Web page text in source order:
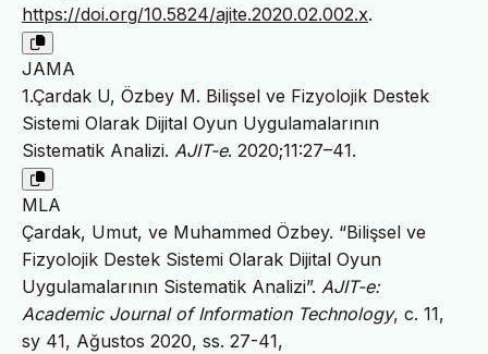
https://doi.org/10.5824/ajite.2020.02.002.x.
JAMA
1.Çardak U, Özbey M. Bilişsel ve Fizyolojik Destek
Sistemi Olarak Dijital Oyun Uygulamalarının
Sistematik Analizi. AJIT-e. 2020;11:27–41.
MLA
Çardak, Umut, ve Muhammed Özbey. “Bilişsel ve
Fizyolojik Destek Sistemi Olarak Dijital Oyun
Uygulamalarının Sistematik Analizi”. AJIT-e:
Academic Journal of Information Technology, c. 11,
sy 41, Ağustos 2020, ss. 27-41,